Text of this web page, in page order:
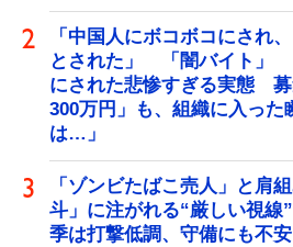
「中国人にボコボコにされ
とされた」 「闇バイト」
にされた悲惨すぎる実態
300万円」も、組織に入った
は…」
「ゾンビたばこ売人」と肩
斗」に注がれる“厳しい視
季は打撃低調、守備にも不